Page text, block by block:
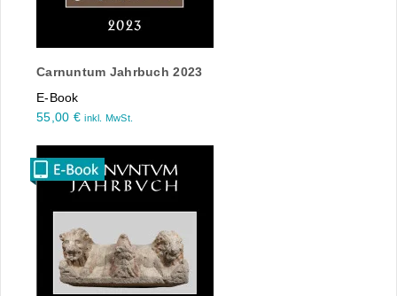
Carnuntum Jahrbuch 2023
E-Book
55,00 € inkl. MwSt.